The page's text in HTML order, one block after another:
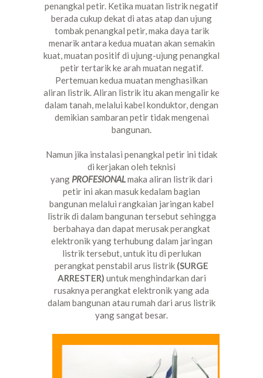
penangkal petir. Ketika muatan listrik negatif
berada cukup dekat di atas atap dan ujung
tombak penangkal petir, maka daya tarik
menarik antara kedua muatan akan semakin
kuat, muatan positif di ujung-ujung penangkal
petir tertarik ke arah muatan negatif.
Pertemuan kedua muatan menghasilkan
aliran listrik. Aliran listrik itu akan mengalir ke
dalam tanah, melalui kabel konduktor, dengan
demikian sambaran petir tidak mengenai
bangunan.
Namun jika instalasi penangkal petir ini tidak
di kerjakan oleh teknisi
yang PROFESIONALmaka aliran listrik dari
petir ini akan masuk kedalam bagian
bangunan melalui rangkaian jaringan kabel
listrik di dalam bangunan tersebut sehingga
berbahaya dan dapat merusak perangkat
elektronik yang terhubung dalam jaringan
listrik tersebut, untuk itu di perlukan
perangkat penstabil arus listrik (SURGE
ARRESTER) untuk menghindarkan dari
rusaknya perangkat elektronik yang ada
dalam bangunan atau rumah dari arus listrik
yang sangat besar.